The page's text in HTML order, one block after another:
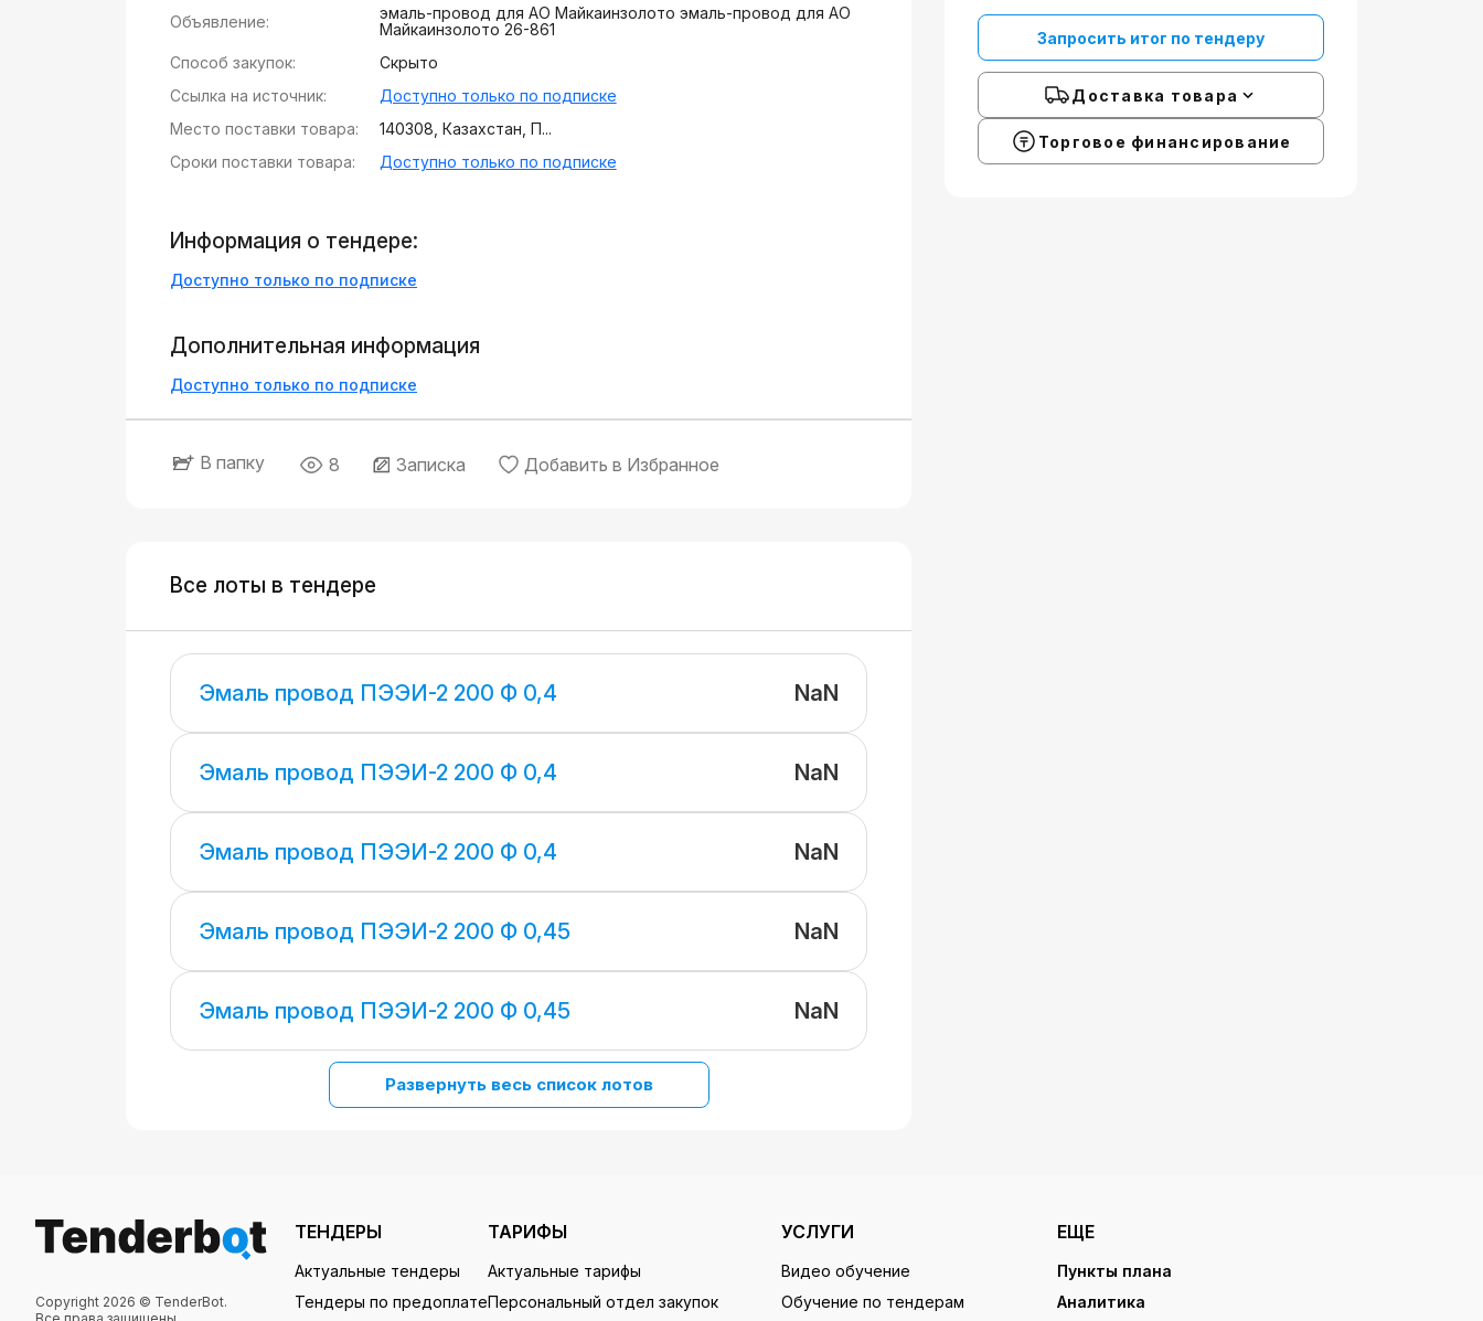
Объявление:
эмаль-провод для АО Майкаинзолото эмаль-провод для АО
Майкаинзолото 26-861
Способ закупок:
Скрыто
Ссылка на источник:
Доступно только по подписке
Место поставки товара:
140308, Казахстан, П...
Сроки поставки товара:
Доступно только по подписке
Информация о тендере:
Доступно только по подписке
Дополнительная информация
Доступно только по подписке
В папку 8 Записка Добавить в Избранное
Все лоты в тендере
Эмаль провод ПЭЭИ-2 200 Ф 0,4 NaN
Эмаль провод ПЭЭИ-2 200 Ф 0,4 NaN
Эмаль провод ПЭЭИ-2 200 Ф 0,4 NaN
Эмаль провод ПЭЭИ-2 200 Ф 0,45 NaN
Эмаль провод ПЭЭИ-2 200 Ф 0,45 NaN
Развернуть весь список лотов
Запросить итог по тендеру
Доставка товара
Торговое финансирование
Copyright 2026 © TenderBot.
ТЕНДЕРЫ
Актуальные тендеры
Тендеры по предоплате
ТАРИФЫ
Актуальные тарифы
Персональный отдел закупок
УСЛУГИ
Видео обучение
Обучение по тендерам
ЕЩЕ
Пункты плана
Аналитика